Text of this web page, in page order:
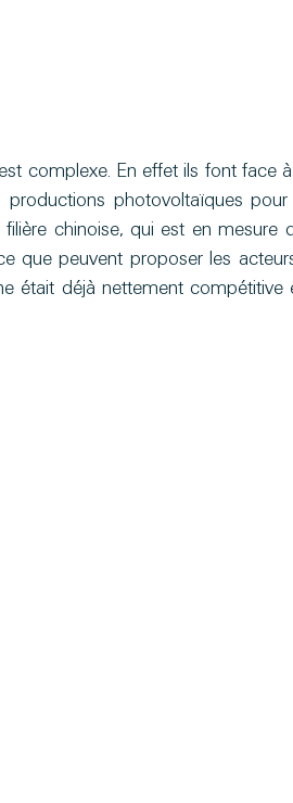
complexe. En effet ils font face
photovoltaïques
chinoise, qui est en mesure
que peuvent proposer les
était déjà nettement compétitive